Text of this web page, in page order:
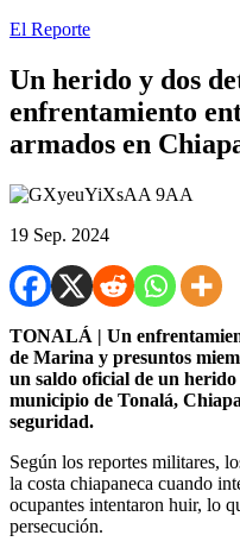
El Reporte
Un herido y dos
enfrentamiento
armados en
19 Sep. 2024
TONALÁ | Un
de Marina y presuntos
un saldo oficial de un herido
municipio de Tonalá,
seguridad.
Según los reportes militares,
la costa chiapaneca cuando
ocupantes intentaron huir, lo
persecución.